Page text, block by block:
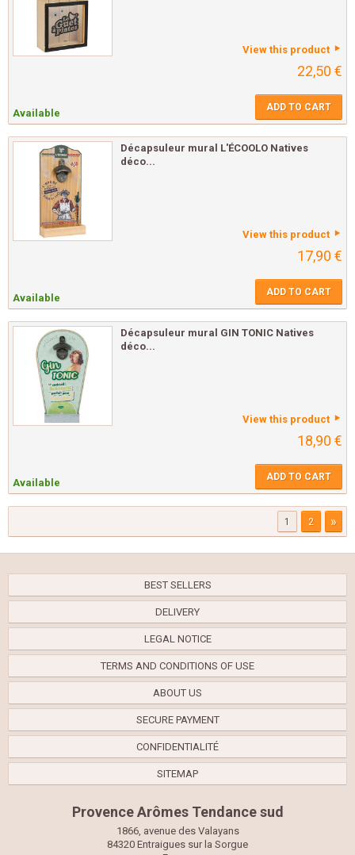
View this product
22,50 €
Available ADD TO CART
Décapsuleur mural L'ÉCOOLO Natives
déco...
View this product
17,90 €
Available ADD TO CART
Décapsuleur mural GIN TONIC Natives
déco...
View this product
18,90 €
Available ADD TO CART
1 2 »
BEST SELLERS
DELIVERY
LEGAL NOTICE
TERMS AND CONDITIONS OF USE
ABOUT US
SECURE PAYMENT
CONFIDENTIALITÉ
SITEMAP
Provence Arômes Tendance sud
1866, avenue des Valayans
84320 Entraigues sur la Sorgue